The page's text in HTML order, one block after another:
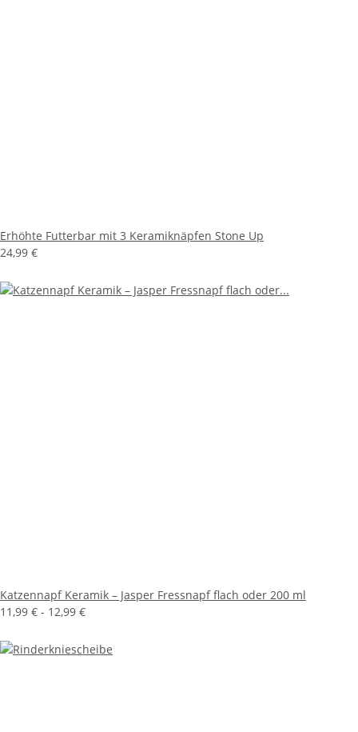
Erhöhte Futterbar mit 3 Keramiknäpfen Stone Up
24,99 €
Katzennapf Keramik – Jasper Fressnapf flach oder 200 ml
11,99 € - 12,99 €